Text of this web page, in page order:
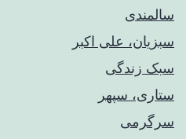
سالمندی
سبزیان، علی اکبر
سبک زندگی
ستاری، سپهر
سرگرمی